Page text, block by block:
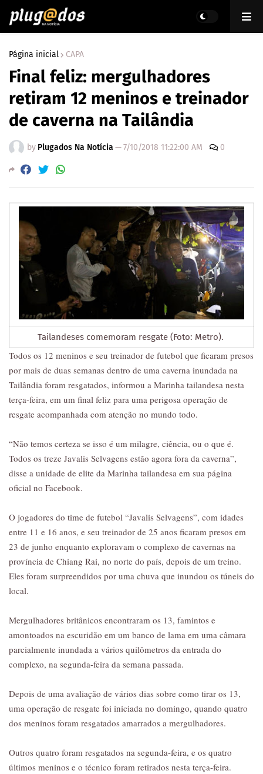
Página inicial CAPA
Final feliz: mergulhadores
retiram 12 meninos e treinador
de caverna na Tailândia
by Plugados Na Notícia —7/10/2018 11:22:00 AM 0
Tailandeses comemoram resgate (Foto: Metro).
Todos os 12 meninos e seu treinador de futebol que ficaram presos
por mais de duas semanas dentro de uma caverna inundada na
Tailândia foram resgatados, informou a Marinha tailandesa nesta
terça-feira, em um final feliz para uma perigosa operação de
resgate acompanhada com atenção no mundo todo.
“Não temos certeza se isso é um milagre, ciência, ou o que é.
Todos os treze Javalis Selvagens estão agora fora da caverna”,
disse a unidade de elite da Marinha tailandesa em sua página
oficial no Facebook.
O jogadores do time de futebol “Javalis Selvagens”, com idades
entre 11 e 16 anos, e seu treinador de 25 anos ficaram presos em
23 de junho enquanto exploravam o complexo de cavernas na
província de Chiang Rai, no norte do país, depois de um treino.
Eles foram surpreendidos por uma chuva que inundou os túneis do
local.
Mergulhadores britânicos encontraram os 13, famintos e
amontoados na escuridão em um banco de lama em uma câmara
parcialmente inundada a vários quilômetros da entrada do
complexo, na segunda-feira da semana passada.
Depois de uma avaliação de vários dias sobre como tirar os 13,
uma operação de resgate foi iniciada no domingo, quando quatro
dos meninos foram resgatados amarrados a mergulhadores.
Outros quatro foram resgatados na segunda-feira, e os quatro
últimos meninos e o técnico foram retirados nesta terça-feira.